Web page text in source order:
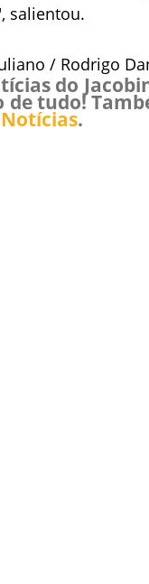
salientou.
/ Rodrigo
do
de tudo!
.